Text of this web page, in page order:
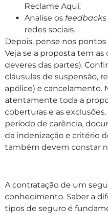
Reclame Aqui;
Analise os feedbacks
redes sociais.
Depois, pense nos
Veja se a proposta tem
deveres das partes).
cláusulas de suspensão,
apólice) e cancelamento.
atentamente toda a
coberturas e as
período de carência,
da indenização e critério
também devem constar
A contratação de um
conhecimento. Saber a
tipos de seguro é